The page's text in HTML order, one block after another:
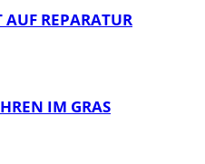
AUF REPARATUR
IM GRAS